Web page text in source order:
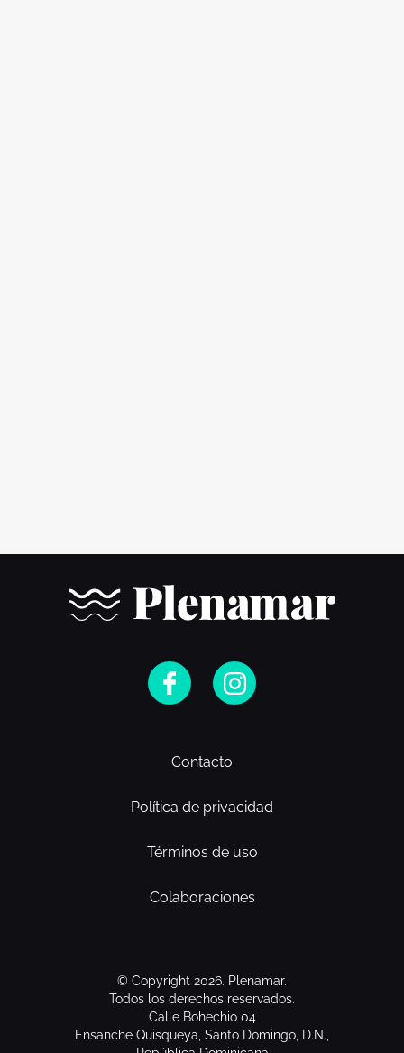
Contacto
Política de privacidad
Términos de uso
Colaboraciones
© Copyright 2026. Plenamar.
Todos los derechos reservados.
Calle Bohechio 04
Ensanche Quisqueya, Santo Domingo, D.N.,